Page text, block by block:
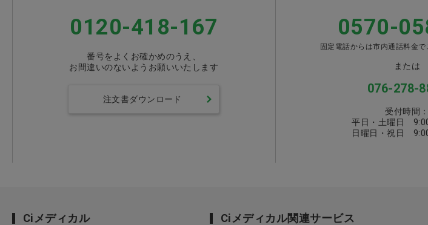
0120-418-167
番号をよくお確かめのうえ、
お間違いのないようお願いいたします
注文書ダウンロード
0570-
固定電話からは市内通話料金
または
076-278-
受付時間：
平日・土曜日
日曜日・祝日
Ciメディカル Ciメディカル関連サービス